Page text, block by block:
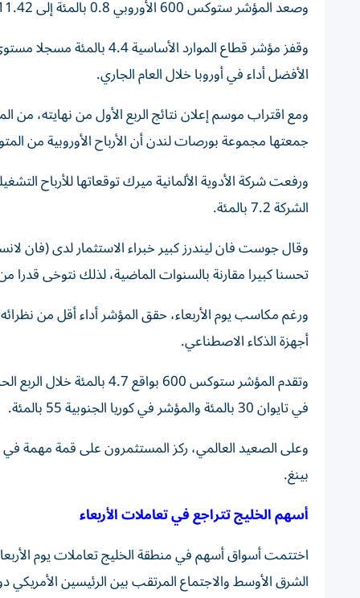
وصعد ⁠المؤشر ستوكس 600 الأوروبي 0.8 بالمئة ‌إلى 611.42 نقطة، بعد أن ‌كان انخفض واحدا بالمئة أمس الثلاثاء.
وقفز مؤشر قطاع الموارد
الأفضل أداء في أوروبا ⁠خلال العام الجاري.
ومع اقتراب موسم إعلان نتائج الربع الأول من نهايته،
جمعتها مجموعة بورصات لندن أن الأرباح الأوروبية من المتوقع أن تكون
ورفعت شركة الأدوية الألمانية ميرك توقعاتها ‌للأرباح
الشركة 7.2 بالمئة.
وقال جوست ⁠فان ليندرز كبير خبراء الاستثمار لدى (فان
تحسنا كبيرا مقارنة بالسنوات ​الماضية، ‌لذلك نتوخى
ورغم مكاسب يوم الأربعاء، حقق المؤشر أداء أقل من
أجهزة الذكاء الاصطناعي.
في تايوان 30 بالمئة والمؤشر ⁠في كوريا الجنوبية 55 بالمئة.
وعلى الصعيد العالمي، ​ركز المستثمرون على قمة مهمة
بينغ.
أسهم الخليج تتراجع في تعاملات الأربعاء
اختتمت أسواق أسهم في منطقة الخليج تعاملات يوم
الشرق الأوسط والاجتماع المرتقب بين الرئيسين